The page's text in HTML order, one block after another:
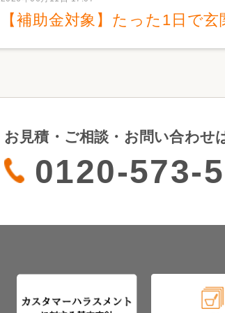
【補助金対象】たった1日で
お見積・ご相談・お問い合わせ
0120-573-